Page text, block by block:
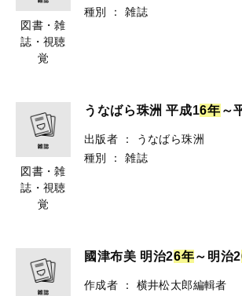
図書・雑
誌・視聴
覚
種別
： 雑誌
図書・雑
誌・視聴
覚
うなばら珠洲 平成16年 ～
出版者 ：
うなばら珠洲
種別
： 雑誌
國津布美 明治26年～明治2
作成者 ：
横井松太郎編輯者